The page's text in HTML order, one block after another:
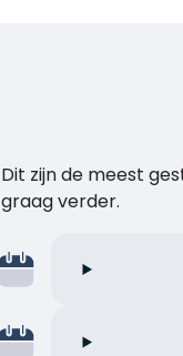
Dit zijn de meest
graag verder.